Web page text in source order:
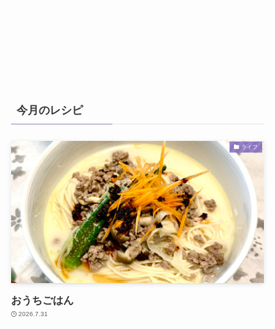
今月のレシピ
ライフ
おうちごはん
2026.7.31